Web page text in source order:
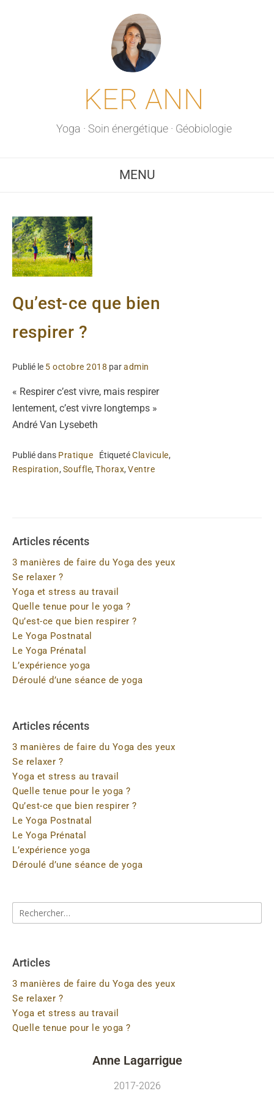
KER ANN
Yoga · Soin énergétique · Géobiologie
MENU
Qu’est-ce que bien
respirer ?
Publié le 5 octobre 2018 paradmin
« Respirer c’est vivre, mais respirer
lentement, c’est vivre longtemps »
André Van Lysebeth
Publié dans Pratique ÉtiquetéClavicule,
Respiration, Souffle, Thorax, Ventre
Articles récents
3 manières de faire du Yoga des yeux
Se relaxer ?
Yoga et stress au travail
Quelle tenue pour le yoga ?
Qu’est-ce que bien respirer ?
Le Yoga Postnatal
Le Yoga Prénatal
L’expérience yoga
Déroulé d’une séance de yoga
Articles récents
3 manières de faire du Yoga des yeux
Se relaxer ?
Yoga et stress au travail
Quelle tenue pour le yoga ?
Qu’est-ce que bien respirer ?
Le Yoga Postnatal
Le Yoga Prénatal
L’expérience yoga
Déroulé d’une séance de yoga
Articles
3 manières de faire du Yoga des yeux
Se relaxer ?
Yoga et stress au travail
Quelle tenue pour le yoga ?
Anne Lagarrigue
2017-2026